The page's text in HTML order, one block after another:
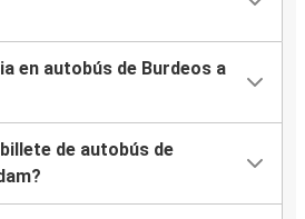
en autobús de Burdeos a
de autobús de